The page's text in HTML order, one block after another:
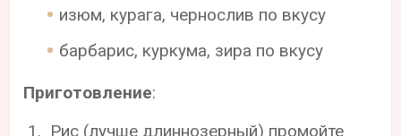
изюм, курага, чернослив по вкусу
барбарис, куркума, зира по вкусу
Приготовление:
Рис (лучше длиннозерный) промойте